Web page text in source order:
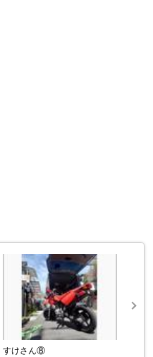
すけさん⑧